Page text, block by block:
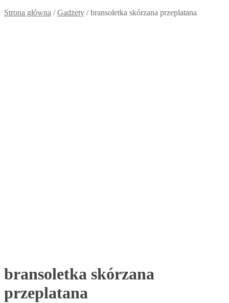
Strona główna /Gadżety /bransoletka skórzana przeplatana
bransoletka skórzana
przeplatana